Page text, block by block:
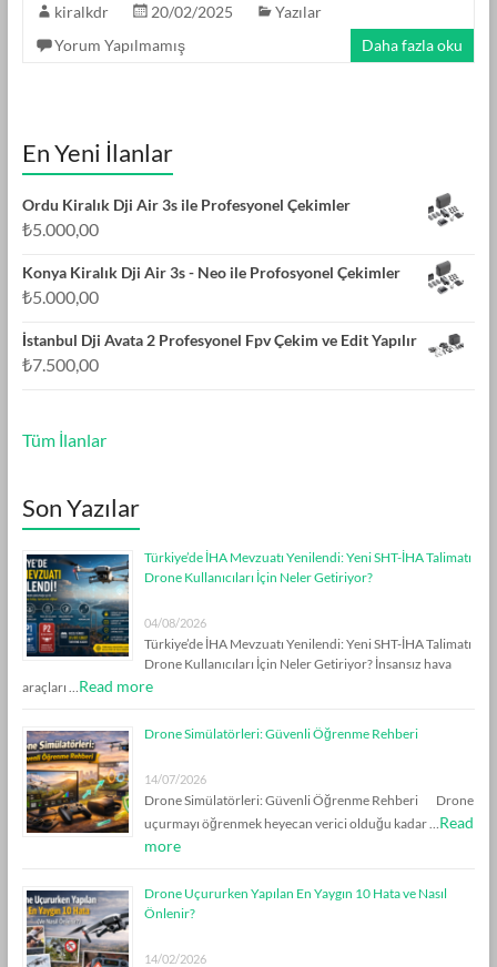
kiralkdr 20/02/2025
Yazılar
Yorum Yapılmamış
Daha fazla oku
En Yeni İlanlar
Ordu Kiralık Dji Air 3s ile Profesyonel Çekimler
₺5.000,00
Konya Kiralık Dji Air 3s - Neo ile Profosyonel Çekimler
₺5.000,00
İstanbul Dji Avata 2 Profesyonel Fpv Çekim ve Edit Yapılır
₺7.500,00
Tüm İlanlar
Son Yazılar
Türkiye’de İHA Mevzuatı Yenilendi: Yeni SHT-İHA Talimatı
Drone Kullanıcıları İçin Neler Getiriyor?
04/08/2026
Türkiye’de İHA Mevzuatı Yenilendi: Yeni SHT-İHA Talimatı
Drone Kullanıcıları İçin Neler Getiriyor? İnsansız hava
araçları …Read more
Drone Simülatörleri: Güvenli Öğrenme Rehberi
14/07/2026
Drone Simülatörleri: Güvenli Öğrenme Rehberi Drone
uçurmayı öğrenmek heyecan verici olduğu kadar …Read
more
Drone Uçururken Yapılan En Yaygın 10 Hata ve Nasıl
Önlenir?
14/02/2026